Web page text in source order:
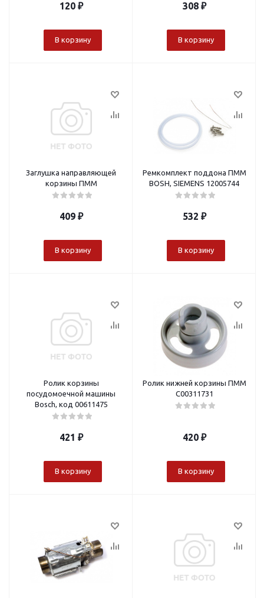
120₽
В корзину
308₽
В корзину
Заглушка направляющей
корзины ПММ
409₽
В корзину
Ремкомплект поддона ПММ
BOSH, SIEMENS 12005744
532 ₽
В корзину
Ролик корзины
посудомоечной машины
Bosch, код 00611475
421 ₽
В корзину
Ролик нижней корзины ПММ
C00311731
420₽
В корзину